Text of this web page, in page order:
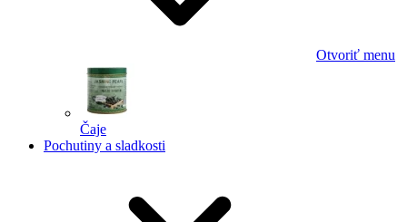
Otvoriť menu
Čaje
Pochutiny a sladkosti